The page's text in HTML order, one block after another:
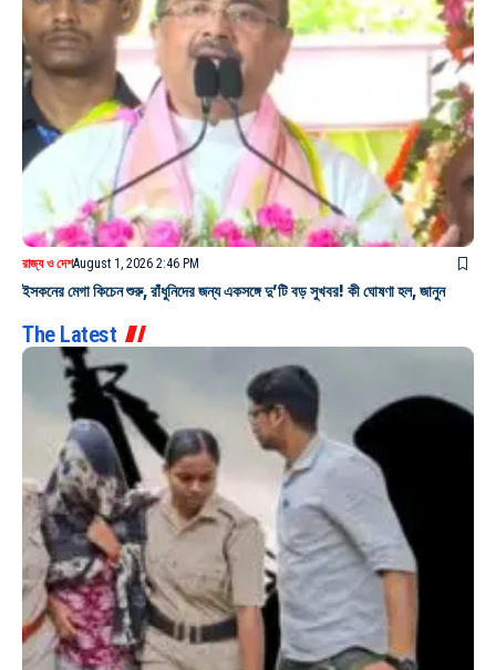
রাজ্য ও দেশAugust 1, 2026 2:46 PM
ইসকনের মেগা কিচেন শুরু, রাঁধুনিদের জন্য একসঙ্গে দু’টি বড় সুখবর! কী ঘোষণা হল, জানুন
The Latest